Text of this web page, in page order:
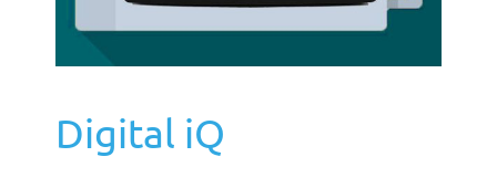
Digital iQ